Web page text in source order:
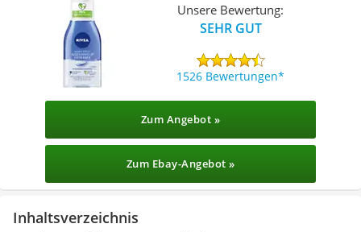
Unsere Bewertung:
SEHR GUT
1526 Bewertungen
Zum Angebot »
Zum Ebay-Angebot »
Inhaltsverzeichnis